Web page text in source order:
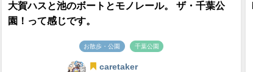
大賀ハスと池のボートとモノレール。 ザ・千葉公
園！って感じです。
お散歩・公園 千葉公園
caretaker